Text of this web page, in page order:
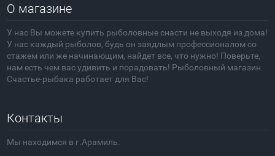
О магазине
У нас Вы можете купить рыболовные снасти не выходя из дома!
У нас каждый рыболов, будь он заядлым профессионалом со
стажем или же начинающим, найдет все, что нужно! Поверьте,
нам есть чем вас удивить и порадовать! Рыболовный магазин
Счастье-рыбака работает для Вас!
Контакты
Мы находимся в г.Арамиль.